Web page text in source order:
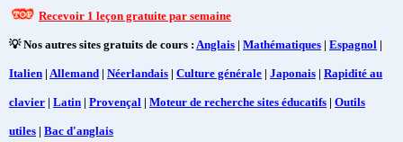
Recevoir 1 leçon gratuite par semaine
💡 Nos autres sites gratuits de cours : Anglais | Mathématiques | Espagnol |
Italien | Allemand | Néerlandais | Culture générale | Japonais | Rapidité au
clavier | Latin | Provençal | Moteur de recherche sites éducatifs | Outils
utiles | Bac d'anglais